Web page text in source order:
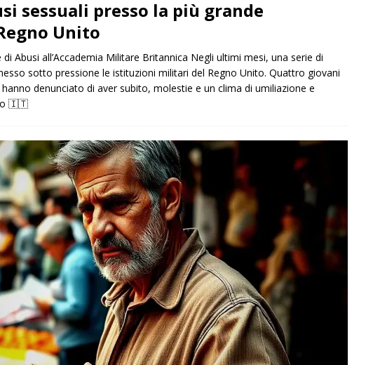
sessuali presso la più grande
Unito
Abusi all’Accademia Militare Britannica Negli ultimi mesi, una serie di
sotto pressione le istituzioni militari del Regno Unito. Quattro giovani
denunciato di aver subito, molestie e un clima di umiliazione e
🇮🇹